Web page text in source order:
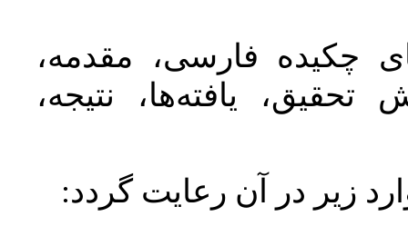
چکیده فارسی، مقدمه،
یافته‌ها، نتیجه،
زير در آن رعايت گردد: